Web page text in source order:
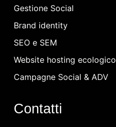
Gestione Social
Brand identity
SEO e SEM
Website hosting ecologico
Campagne Social & ADV
Contatti